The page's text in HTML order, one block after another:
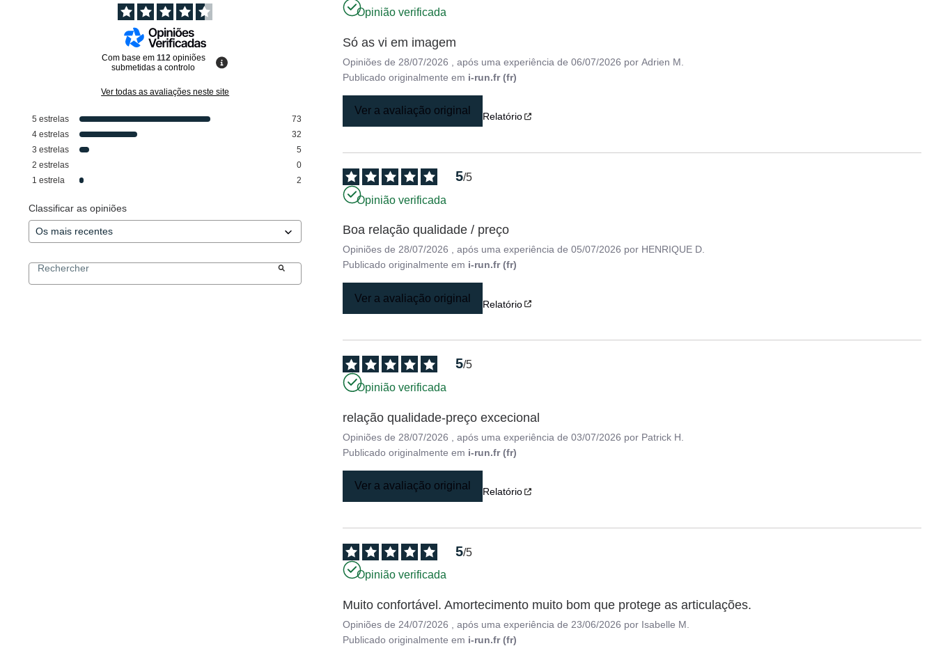
Com base em 112 opiniões
submetidas a controlo
Ver todas as avaliações neste site
5 estrelas
73
4 estrelas
32
3 estrelas
5
2 estrelas
0
1 estrela 2
Classificar as opiniões
Opinião verificada
Só as vi em imagem
Opiniões de 28/07/2026 , após uma experiência de06/07/2026 porAdrien M.
Publicado originalmente em i-run.fr (fr)
Ver a avaliação original Relatório
5/5
Opinião verificada
Boa relação qualidade / preço
Opiniões de 28/07/2026 , após uma experiência de05/07/2026 por HENRIQUE D.
Publicado originalmente em i-run.fr (fr)
Ver a avaliação original Relatório
5/5
Opinião verificada
relação qualidade-preço excecional
Opiniões de 28/07/2026 , após uma experiência de03/07/2026 por Patrick H.
Publicado originalmente em i-run.fr (fr)
Ver a avaliação original Relatório
5/5
Opinião verificada
Muito confortável. Amortecimento muito bom que protege as articulações.
Opiniões de 24/07/2026 , após uma experiência de 23/06/2026 por Isabelle M.
Publicado originalmente em i-run.fr (fr)